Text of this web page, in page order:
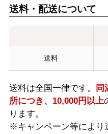
送料・配送について
送料
送料は全国一律です。
同
所につき、10,000円以上
ります。
※キャンペーン等により